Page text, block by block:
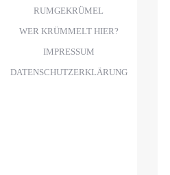
RUMGEKRÜMEL
WER KRÜMMELT HIER?
IMPRESSUM
DATENSCHUTZERKLÄRUNG